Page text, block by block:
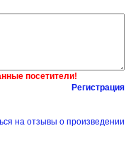
посетители!
Регистрация
на отзывы о произведении